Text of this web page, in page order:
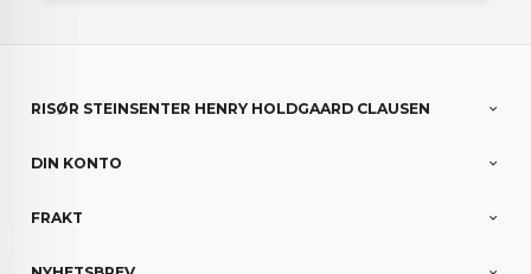
RISØR STEINSENTER HENRY HOLDGAARD CLAUSEN
DIN KONTO
FRAKT